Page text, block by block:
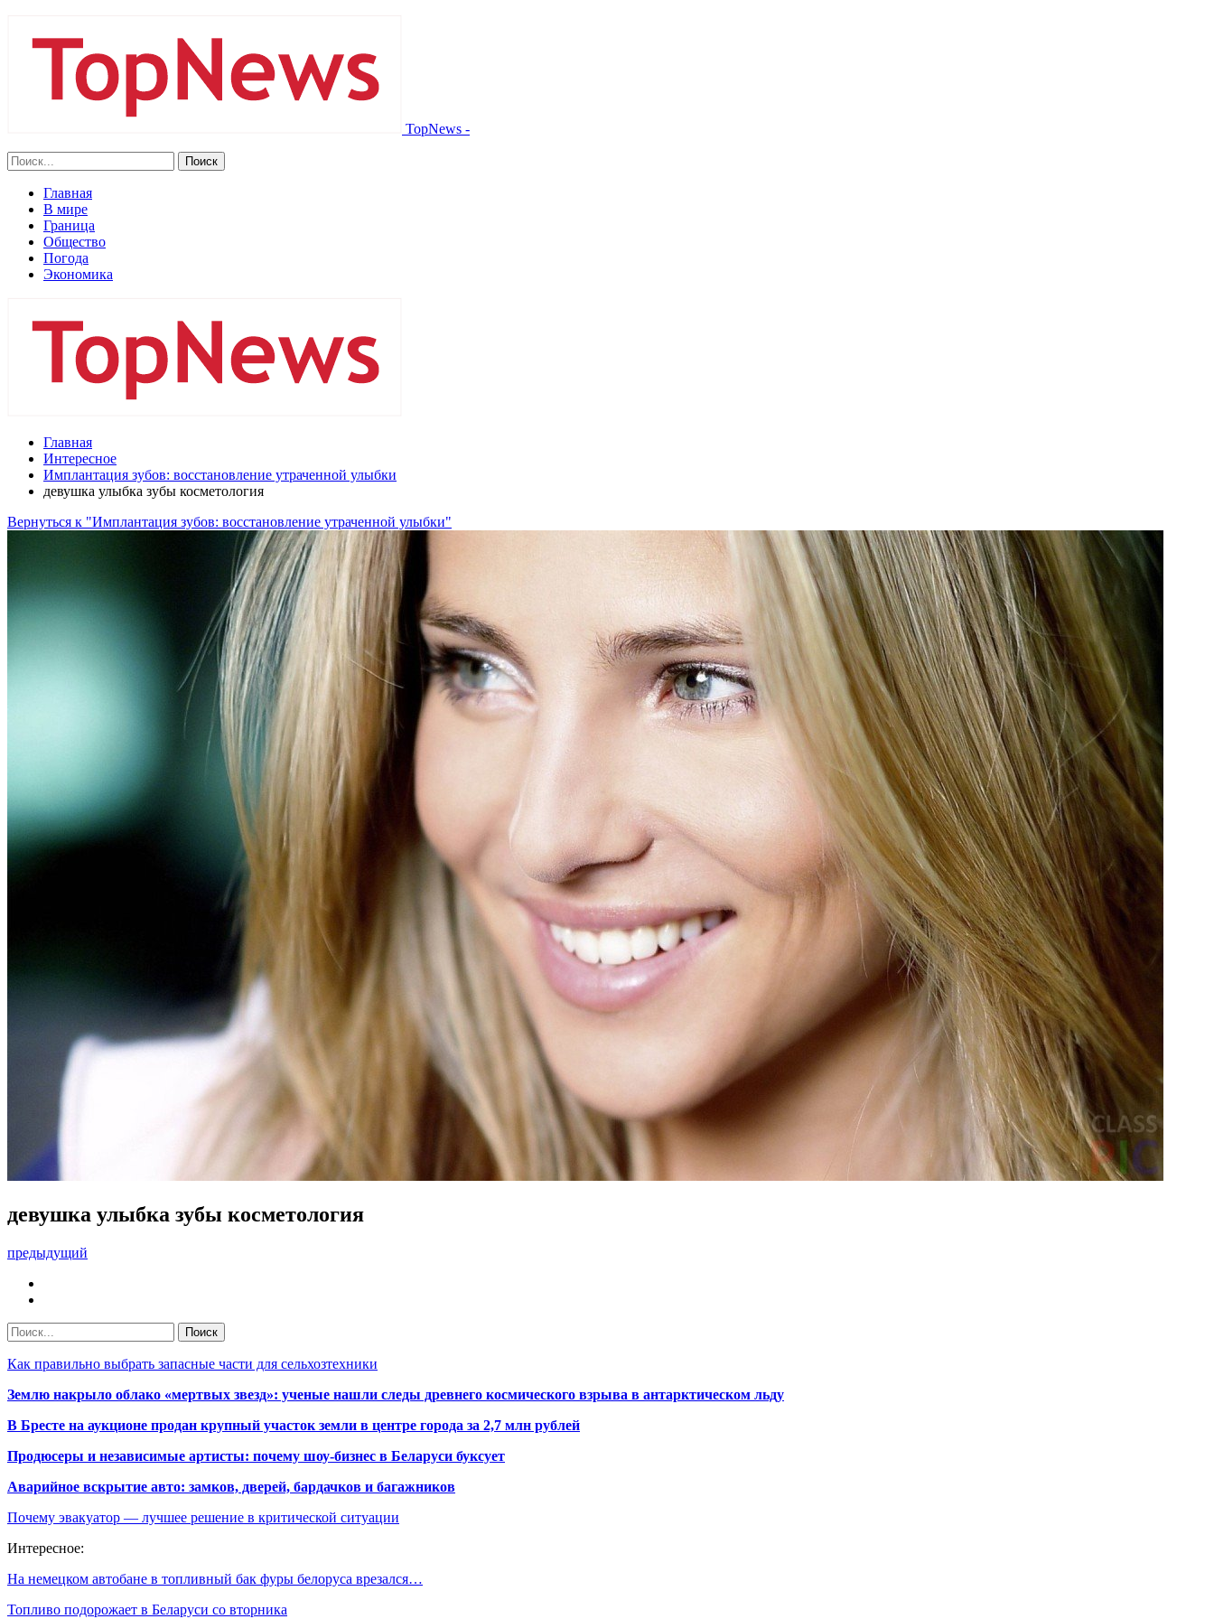
TopNews -
Главная
В мире
Граница
Общество
Погода
Экономика
Главная
Интересное
Имплантация зубов: восстановление утраченной улыбки
девушка улыбка зубы косметология
Вернуться к "Имплантация зубов: восстановление утраченной улыбки"
девушка улыбка зубы косметология
предыдущий
Как правильно выбрать запасные части для сельхозтехники
Землю накрыло облако «мертвых звезд»: ученые нашли следы древнего космического взрыва в антарктическом льду
В Бресте на аукционе продан крупный участок земли в центре города за 2,7 млн рублей
Продюсеры и независимые артисты: почему шоу-бизнес в Беларуси буксует
Аварийное вскрытие авто: замков, дверей, бардачков и багажников
Почему эвакуатор — лучшее решение в критической ситуации
Интересное:
На немецком автобане в топливный бак фуры белоруса врезался…
Топливо подорожает в Беларуси со вторника